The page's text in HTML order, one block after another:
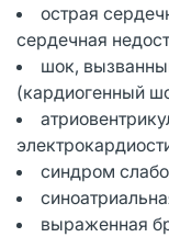
острая
сердечная
шок,
(кардиогенный
синдром
выраженная